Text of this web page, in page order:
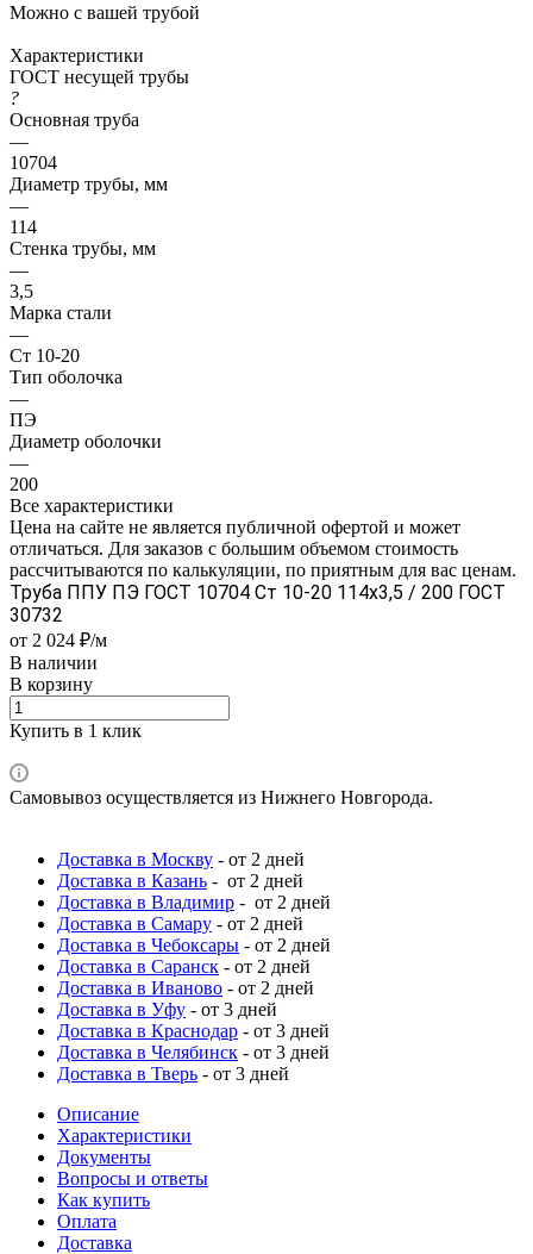
Можно с вашей трубой
Характеристики
ГОСТ несущей трубы
?
Основная труба
—
10704
Диаметр трубы, мм
—
114
Стенка трубы, мм
—
3,5
Марка стали
—
Ст 10-20
Тип оболочка
—
ПЭ
Диаметр оболочки
—
200
Все характеристики
Цена на сайте не является публичной офертой и может
отличаться. Для заказов с большим объемом стоимость
рассчитываются по калькуляции, по приятным для вас ценам.
Труба ППУ ПЭ ГОСТ 10704 Ст 10-20 114x3,5 / 200 ГОСТ
30732
от 2 024 ₽/м
В наличии
В корзину
Купить в 1 клик
Самовывоз осуществляется из Нижнего Новгорода.
Доставка в Москву - от 2 дней
Доставка в Казань - от 2 дней
Доставка в Владимир - от 2 дней
Доставка в Самару - от 2 дней
Доставка в Чебоксары - от 2 дней
Доставка в Саранск - от 2 дней
Доставка в Иваново - от 2 дней
Доставка в Уфу - от 3 дней
Доставка в Краснодар - от 3 дней
Доставка в Челябинск - от 3 дней
Доставка в Тверь - от 3 дней
Описание
Характеристики
Документы
Вопросы и ответы
Как купить
Оплата
Доставка